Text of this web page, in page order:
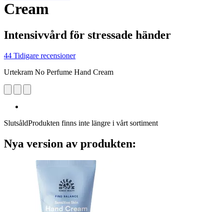
Cream
Intensivvård för stressade händer
44 Tidigare recensioner
Urtekram No Perfume Hand Cream
SlutsåldProdukten finns inte längre i vårt sortiment
Nya version av produkten: